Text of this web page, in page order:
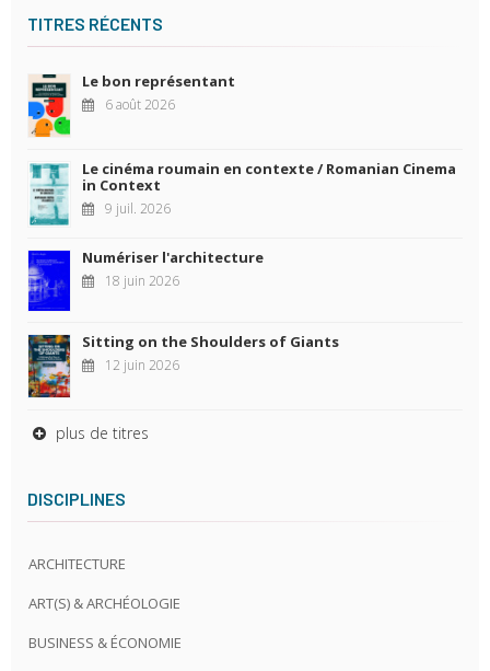
TITRES RÉCENTS
Le bon représentant
6 août 2026
Le cinéma roumain en contexte / Romanian Cinema
in Context
9 juil. 2026
Numériser l'architecture
18 juin 2026
Sitting on the Shoulders of Giants
12 juin 2026
plus de titres
DISCIPLINES
ARCHITECTURE
ART(S) & ARCHÉOLOGIE
BUSINESS & ÉCONOMIE